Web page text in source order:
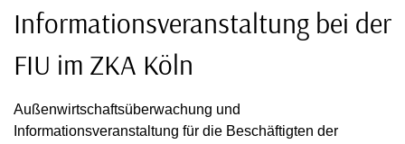
Informationsveranstaltung bei der
FIU im ZKA Köln
Außenwirtschaftsüberwachung und
Informationsveranstaltung für die Beschäftigten der